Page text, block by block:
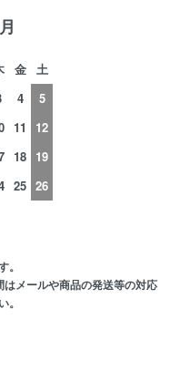
金
土
4
5
11
12
18 19
25 26
。
メールや商品の発送等の対応
。